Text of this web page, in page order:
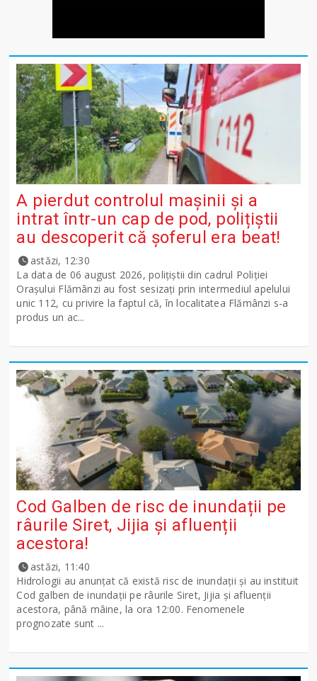
A pierdut controlul mașinii și a
intrat într-un cap de pod, polițiștii
au descoperit că șoferul era beat!
astăzi, 12:30
La data de 06 august 2026, polițiștii din cadrul Poliției
Orașului Flămânzi au fost sesizați prin intermediul apelului
unic 112, cu privire la faptul că, în localitatea Flămânzi s-a
produs un ac...
Cod Galben de risc de inundații pe
râurile Siret, Jijia și afluenții
acestora!
astăzi, 11:40
Hidrologii au anunțat că există risc de inundații și au instituit
Cod galben de inundații pe râurile Siret, Jijia și afluenții
acestora, până mâine, la ora 12:00. Fenomenele
prognozate sunt ...